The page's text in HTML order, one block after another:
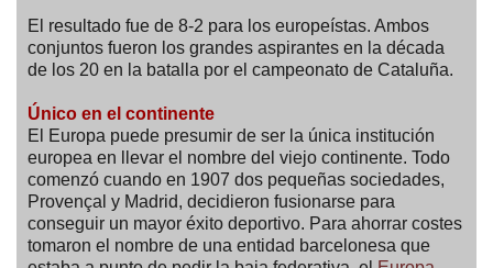
El resultado fue de 8-2 para los europeístas. Ambos
conjuntos fueron los grandes aspirantes en la década
de los 20 en la batalla por el campeonato de Cataluña.
Único en el continente
El Europa puede presumir de ser la única institución
europea en llevar el nombre del viejo continente. Todo
comenzó cuando en 1907 dos pequeñas sociedades,
Provençal y Madrid, decidieron fusionarse para
conseguir un mayor éxito deportivo. Para ahorrar costes
tomaron el nombre de una entidad barcelonesa que